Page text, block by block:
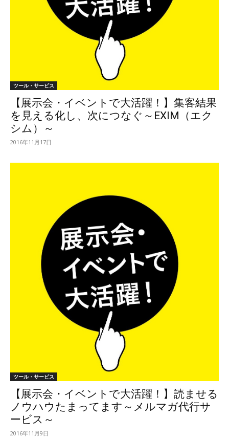
ツール・サービス
【展示会・イベントで大活躍！】集客結果
を見える化し、次につなぐ～EXIM（エク
シム）～
2016年11月17日
ツール・サービス
【展示会・イベントで大活躍！】読ませる
ノウハウたまってます～メルマガ代行サ
ービス～
2016年11月9日